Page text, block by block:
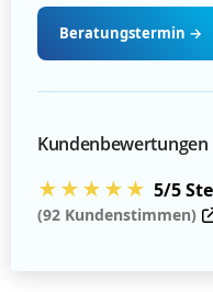
Beratungstermin →
Kundenbewertungen
★★★★★ 5/5
(92 Kundenstimmen)